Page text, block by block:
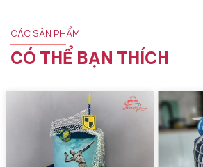
CÁC SẢN PHẨM
CÓ THỂ BẠN THÍCH